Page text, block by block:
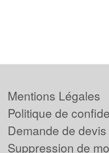
Mentions Légales
Politique de
Demande de devis
Suppression de